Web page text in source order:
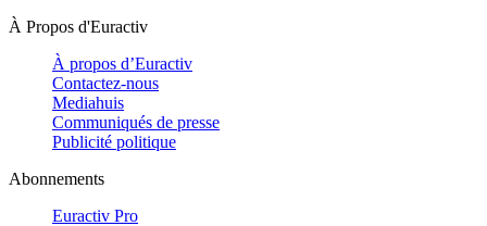
À Propos d'Euractiv
À propos d’Euractiv
Contactez-nous
Mediahuis
Communiqués de presse
Publicité politique
Abonnements
Euractiv Pro